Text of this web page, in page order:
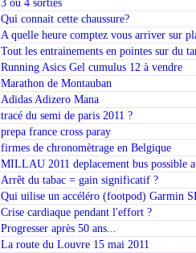
Qui connait cette chaussure?
A quelle heure comptez vous arriver sur
Tout les entrainements en pointes sur du
Running Asics Gel cumulus 12 à vendre
Marathon de Montauban
Adidas Adizero Mana
tracé du semi de paris 2011 ?
prepa france cross paray
firmes de chronomètrage en Belgique
MILLAU 2011 deplacement bus possible
Arrêt du tabac = gain significatif ?
Qui uilise un accéléro (footpod) Garmin
Crise cardiaque pendant l'effort ?
Progresser après 50 ans...
La route du Louvre 15 mai 2011